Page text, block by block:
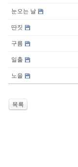
눈오는 날
딴짓
구름
일출
노을
목록